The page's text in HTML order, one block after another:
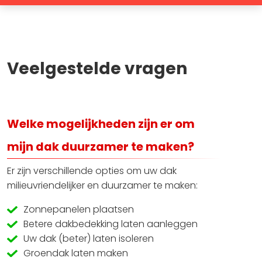
Veelgestelde vragen
Welke mogelijkheden zijn er om
mijn dak duurzamer te maken?
Er zijn verschillende opties om uw dak
milieuvriendelijker en duurzamer te maken:
Zonnepanelen plaatsen
Betere dakbedekking laten aanleggen
Uw dak (beter) laten isoleren
Groendak laten maken